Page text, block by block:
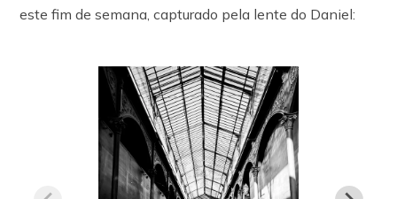
este fim de semana, capturado pela lente do Daniel: